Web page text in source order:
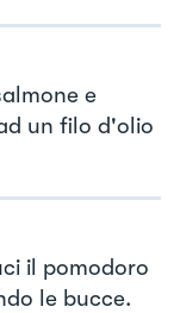
e
un filo d'olio
il pomodoro
le bucce.